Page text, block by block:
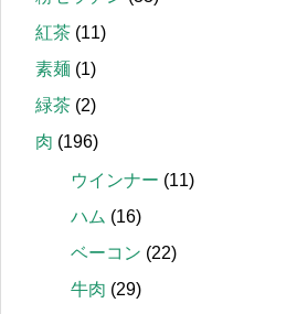
紅茶 (11)
素麺 (1)
緑茶 (2)
肉 (196)
ウインナー (11)
ハム (16)
ベーコン (22)
牛肉 (29)